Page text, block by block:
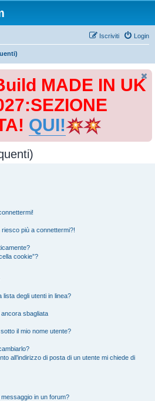
Login
Iscriviti
MADE IN UK
QUI!
più a connettermi?!
cookie”?
degli utenti in linea?
ancora sbagliata
il mio nome utente?
all’indirizzo di posta di un utente mi chiede di
in un forum?